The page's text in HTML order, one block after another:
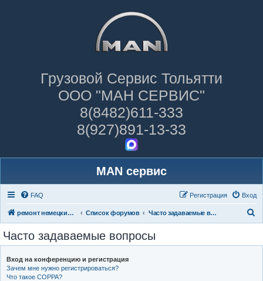
Грузовой Сервис Тольятти
ООО "МАН СЕРВИС"
8(8482)611-333
8(927)891-13-33
MAN сервис
FAQ Вход
Регистрация
ремонт немецких грузовиков Список форумов Часто задаваемые вопросы
Часто задаваемые вопросы
Вход на конференцию и регистрация
Зачем мне нужно регистрироваться?
Что такое COPPA?